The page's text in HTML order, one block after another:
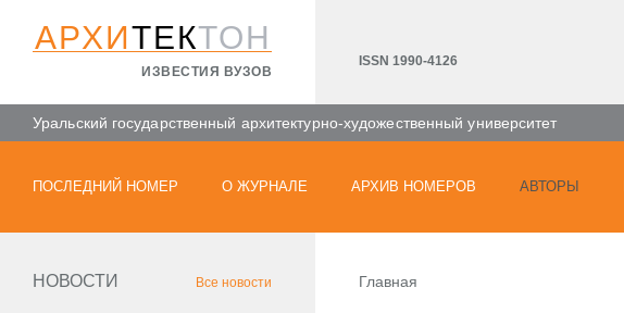
АРХИТЕКТОН
ИЗВЕСТИЯ ВУЗОВ
ISSN 1990-4126
Уральский государственный архитектурно-художественный университет
ПОСЛЕДНИЙ НОМЕР О ЖУРНАЛЕ АРХИВ НОМЕРОВ АВТОРЫ
НОВОСТИ Все новости Главная